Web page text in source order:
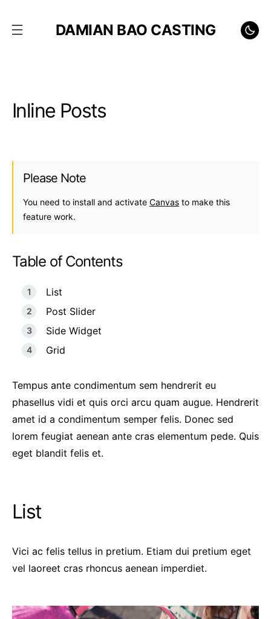
DAMIAN BAO CASTING
Inline Posts
Please Note
You need to install and activate Canvas to make this
feature work.
Table of Contents
List
Post Slider
Side Widget
Grid
Tempus ante condimentum sem hendrerit eu
phasellus vidi et quis orci arcu quam augue. Hendrerit
amet id a condimentum semper felis. Donec sed
lorem feugiat aenean ante cras elementum pede. Quis
eget blandit felis et.
List
Vici ac felis tellus in pretium. Etiam dui pretium eget
vel laoreet cras rhoncus aenean imperdiet.